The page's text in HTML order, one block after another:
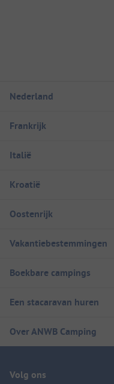
Nederland
Frankrijk
Italië
Kroatië
Oostenrijk
Vakantiebestemmingen
Boekbare campings
Een stacaravan huren
Over ANWB Camping
Volg ons